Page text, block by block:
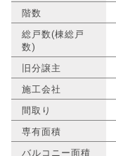
階数
総戸数(棟総戸
数)
旧分譲主
施工会社
間取り
専有面積
バルコニー面積